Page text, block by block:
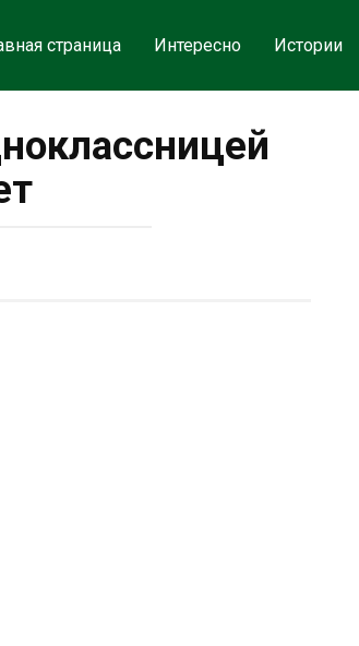
страница Интересно Истории